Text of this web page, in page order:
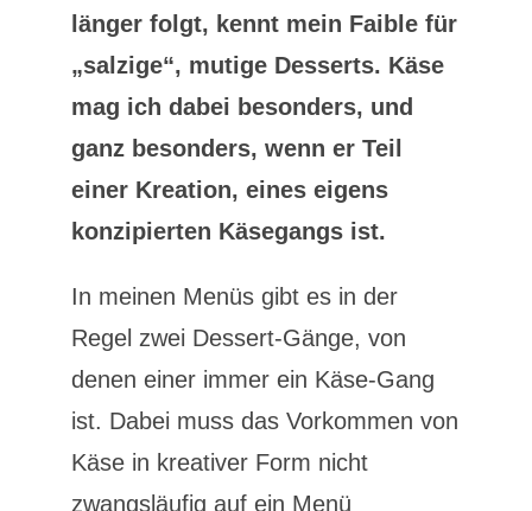
länger folgt, kennt mein Faible für
„salzige“, mutige Desserts. Käse
mag ich dabei besonders, und
ganz besonders, wenn er Teil
einer Kreation, eines eigens
konzipierten Käsegangs ist.
In meinen Menüs gibt es in der
Regel zwei Dessert-Gänge, von
denen einer immer ein Käse-Gang
ist. Dabei muss das Vorkommen von
Käse in kreativer Form nicht
zwangsläufig auf ein Menü